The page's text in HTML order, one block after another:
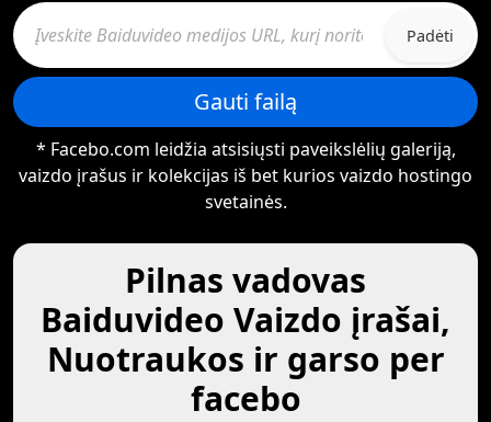
Padėti
Gauti failą
* Facebo.com leidžia atsisiųsti paveikslėlių galeriją,
vaizdo įrašus ir kolekcijas iš bet kurios vaizdo hostingo
svetainės.
Pilnas vadovas
Baiduvideo Vaizdo įrašai,
Nuotraukos ir garso per
facebo